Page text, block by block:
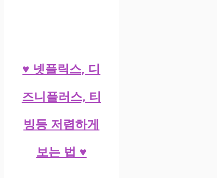
♥ 넷플릭스, 디
즈니플러스, 티
빙등 저렴하게
보는 법 ♥